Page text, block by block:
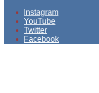
Instagram
YouTube
Twitter
Facebook